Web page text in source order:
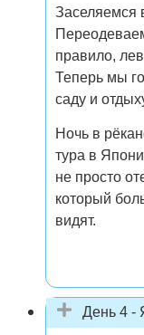
Заселяемся
правило,
Теперь мы
саду и
Ночь в
тура в
не просто
который
видят.
День 4 -